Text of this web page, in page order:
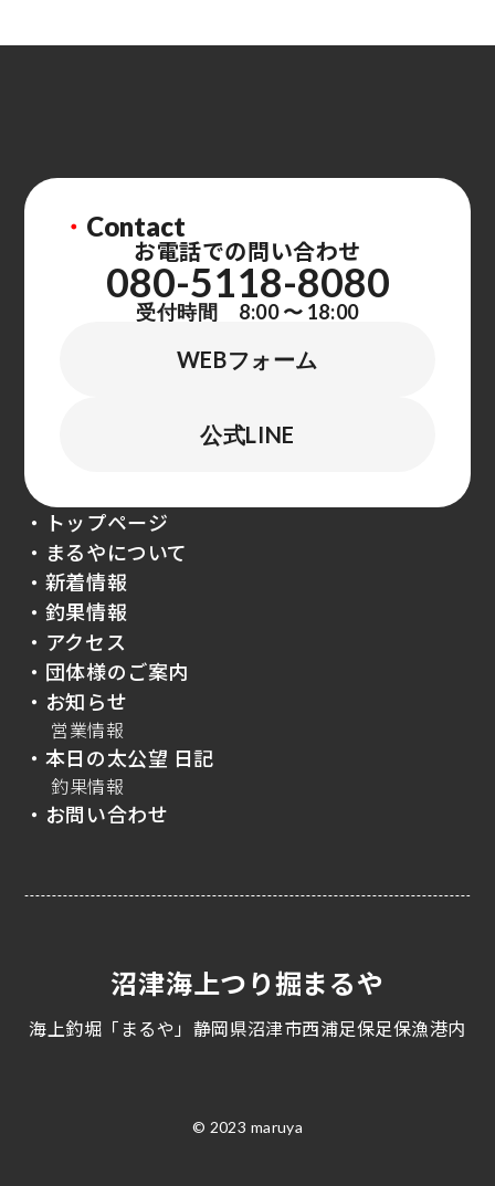
・ Contact
お電話での問い合わせ
080-5118-8080
受付時間 8:00 〜 18:00
WEBフォーム
公式LINE
・トップページ
・まるやについて
・新着情報
・釣果情報
・アクセス
・団体様のご案内
・お知らせ
営業情報
・本日の太公望 日記
釣果情報
・お問い合わせ
沼津海上つり掘まるや
海上釣堀「まるや」静岡県沼津市西浦足保足保漁港内
© 2023 maruya